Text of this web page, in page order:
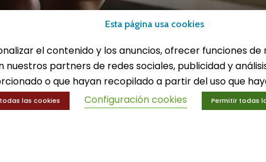
Educación física
Entrenamiento y educación física
Gimnasio
Innovaciones
Ofertas
Trofeos y
Esta página usa cookies
el contenido y los anuncios, ofrecer funciones
partners de redes sociales, publicidad y
o que hayan recopilado a partir del uso que
las cookies Configuración cookies Permitir todas